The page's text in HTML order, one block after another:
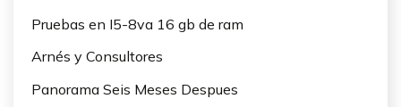
Pruebas en I5-8va 16 gb de ram
Arnés y Consultores
Panorama Seis Meses Despues